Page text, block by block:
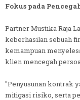
Fokus pada
Partner Mustika Raja
keberhasilan sebuah
kemampuan
klien mencegah
"Penyusunan kontrak
mitigasi risiko, serta